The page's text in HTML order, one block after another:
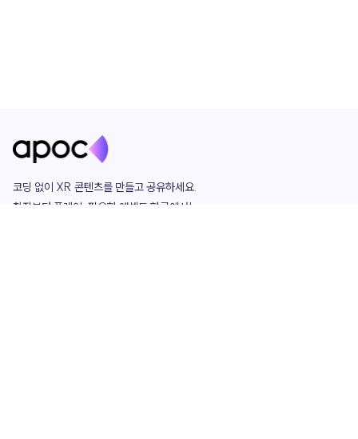
코딩 없이 XR 콘텐츠를 만들고 공유하세요.
창작부터 플레이, 필요한 애셋도 한곳에서!